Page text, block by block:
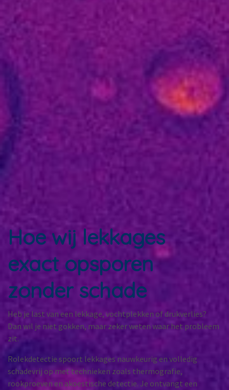
Hoe wij lekkages
exact opsporen
zonder schade
Heb je last van een lekkage, vochtplekken of drukverlies?
Dan wil je niet gokken, maar zeker weten waar het probleem
zit.
Rolekdetectie spoort lekkages nauwkeurig en volledig
schadevrij op met technieken zoals thermografie,
rookproeven en akoestische detectie. Je ontvangt een